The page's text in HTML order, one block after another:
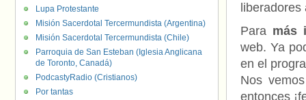
Para más
web. Ya
en el
Nos
entonces
Lupa Protestante
Misión Sacerdotal Tercermundista (Argentina)
Misión Sacerdotal Tercermundista (Chile)
Parroquia de San Esteban (Iglesia Anglicana
de Toronto, Canadá)
PodcastyRadio (Cristianos)
Por tantas